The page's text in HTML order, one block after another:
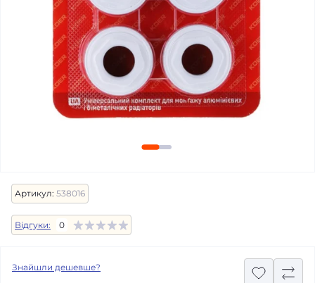
Артикул: 538016
Відгуки: 0
Знайшли дешевше?